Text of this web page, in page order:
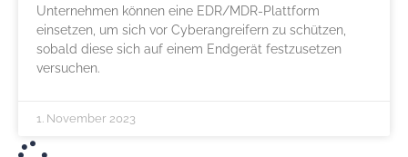
Unternehmen können eine EDR/MDR-Plattform
einsetzen, um sich vor Cyberangreifern zu schützen,
sobald diese sich auf einem Endgerät festzusetzen
versuchen.
1. November 2023